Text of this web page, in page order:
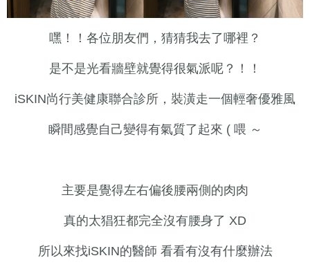
嘿！！各位朋友們，猜猜我去了哪裡？
是不是光看牆壁就覺得很氣派呢？！！
iSKIN尚行美健康聯合診所，裝潢走一個輕奢優雅風
瞬間感覺自己變得有氣質了起來 ( 喂 ～
主要是覺得左右偏後腰兩側的肉肉
真的太猖狂都完全沒有腰身了 XD
所以來找iSKIN的醫師 看看有沒有什麼辦法